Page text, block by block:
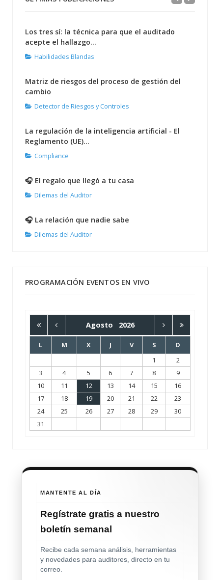
Los tres sí: la técnica para que el auditado
acepte el hallazgo...
Habilidades Blandas
Matriz de riesgos del proceso de gestión del
cambio
Detector de Riesgos y Controles
La regulación de la inteligencia artificial - El
Reglamento (UE)...
Compliance
🎧 El regalo que llegó a tu casa
Dilemas del Auditor
🎧 La relación que nadie sabe
Dilemas del Auditor
PROGRAMACIÓN EVENTOS EN VIVO
Agosto 2026
L M X J V S
D
1
2
3
4 5 6 7 8
9
10
11 12 13 14 15
16
17
18 19 20 21 22
23
24
25 26 27 28 29
30
31
MANTENTE AL DÍA
Regístrate gratis a nuestro
boletín semanal
Recibe cada semana análisis, herramientas
y novedades para auditores, directo en tu
correo.